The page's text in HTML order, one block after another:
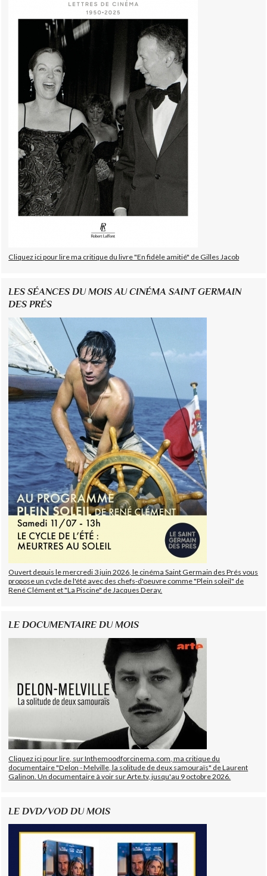
Cliquez ici pour lire ma critique du livre "En fidèle amitié" de Gilles Jacob
LES SÉANCES DU MOIS AU CINÉMA SAINT GERMAIN
DES PRÉS
Ouvert depuis le mercredi 3 juin 2026, le cinéma Saint Germain des Prés vous
propose un cycle de l'été avec des chefs-d'oeuvre comme "Plein soleil" de
René Clément et "La Piscine" de Jacques Deray.
LE DOCUMENTAIRE DU MOIS
Cliquez ici pour lire, sur Inthemoodforcinema.com, ma critique du
documentaire "Delon - Melville, la solitude de deux samouraïs" de Laurent
Galinon. Un documentaire à voir sur Arte.tv, jusqu'au 9 octobre 2026.
LE DVD/VOD DU MOIS